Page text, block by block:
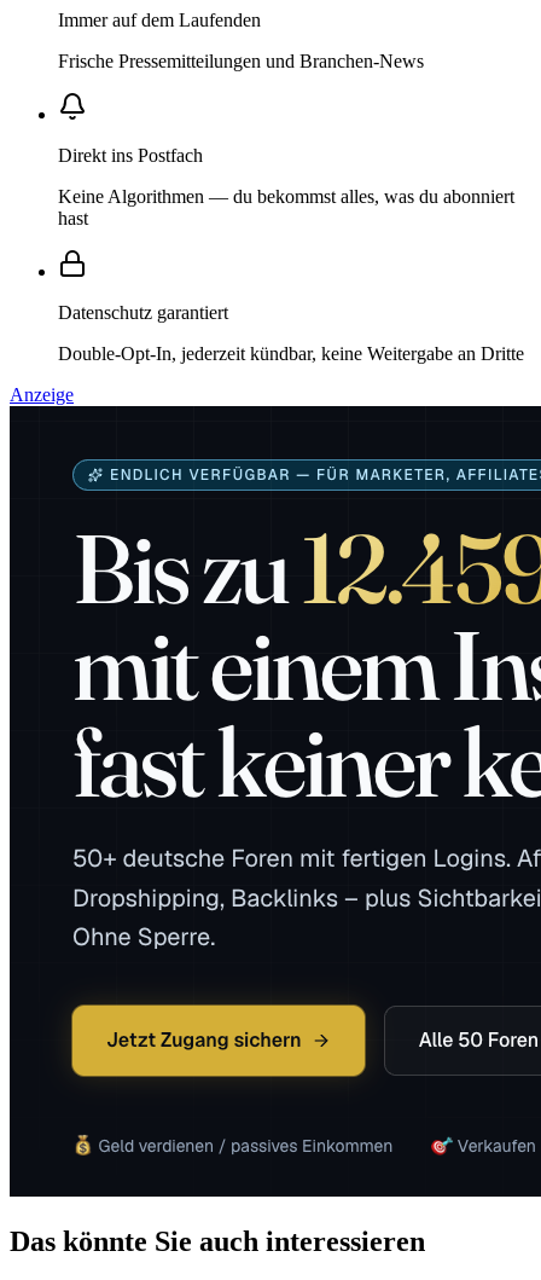
Immer auf dem Laufenden
Frische Pressemitteilungen und Branchen-News
Direkt ins Postfach
Keine Algorithmen — du bekommst alles, was du abonniert
hast
Datenschutz garantiert
Double-Opt-In, jederzeit kündbar, keine Weitergabe an Dritte
Anzeige
Das könnte Sie auch interessieren